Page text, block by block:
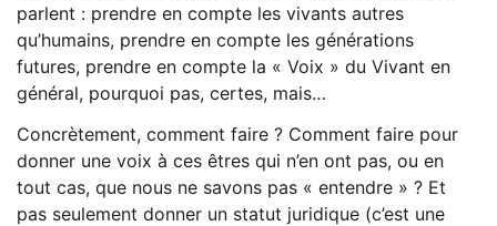
parlent : prendre en compte les vivants autres
qu’humains, prendre en compte les générations
futures, prendre en compte la « Voix » du Vivant en
général, pourquoi pas, certes, mais…
Concrètement, comment faire ? Comment faire pour
donner une voix à ces êtres qui n’en ont pas, ou en
tout cas, que nous ne savons pas « entendre » ? Et
pas seulement donner un statut juridique (c’est une